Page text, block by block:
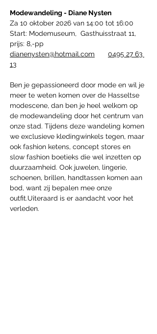
Modewandeling - Diane Nysten
Za 10 oktober 2026 van 14:00 tot 16:00
Start: Modemuseum,  Gasthuisstraat 11,
prijs: 8,-pp
dianenysten@hotmail.com
0495 27 63
13
Ben je gepassioneerd door mode en wil je
meer te weten komen over de Hasseltse
modescene, dan ben je heel welkom op
de modewandeling door het centrum van
onze stad. Tijdens deze wandeling komen
we exclusieve kledingwinkels tegen, maar
ook fashion ketens, concept stores en
slow fashion boetieks die wel inzetten op
duurzaamheid. Ook juwelen, lingerie,
schoenen, brillen, handtassen komen aan
bod, want zij bepalen mee onze
outfit.Uiteraard is er aandacht voor het
verleden.